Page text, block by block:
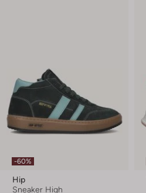
-60%
Hip
Sneaker High